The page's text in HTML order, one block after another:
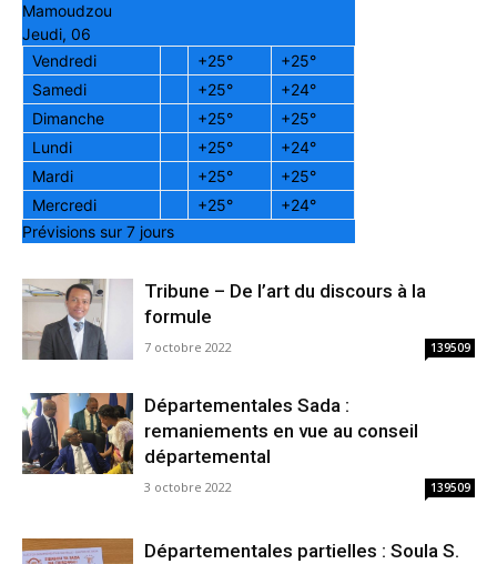
Mamoudzou
Jeudi, 06
Vendredi
+25° +25°
Samedi
+25° +24°
Dimanche
+25° +25°
Lundi
+25° +24°
Mardi
+25° +25°
Mercredi
+25° +24°
Prévisions sur 7 jours
Tribune – De l’art du discours à la
formule
7 octobre 2022 139509
Départementales Sada :
remaniements en vue au conseil
départemental
3 octobre 2022 139509
Départementales partielles : Soula S.